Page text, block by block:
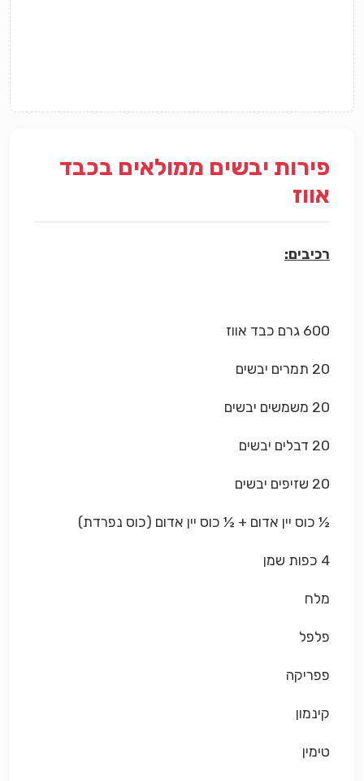
פירות יבשים ממולאים בכבד
אווז
רכיבים:
600 גרם כבד אווז
20 תמרים יבשים
20 משמשים יבשים
20 דבלים יבשים
20 שזיפים יבשים
½ כוס יין אדום + ½ כוס יין אדום (כוס נפרדת)
4 כפות שמן
מלח
פלפל
פפריקה
קינמון
טימין